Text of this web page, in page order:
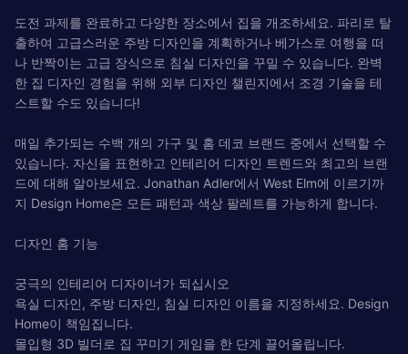
도전 과제를 완료하고 다양한 장소에서 집을 개조하세요. 파리로 탈
출하여 고급스러운 주방 디자인을 계획하거나 베가스로 여행을 떠
나 반짝이는 고급 장식으로 침실 디자인을 꾸밀 수 있습니다. 완벽
한 집 디자인 경험을 위해 외부 디자인 챌린지에서 조경 기술을 테
스트할 수도 있습니다!
매일 추가되는 수백 개의 가구 및 홈 데코 브랜드 중에서 선택할 수
있습니다. 자신을 표현하고 인테리어 디자인 트렌드와 최고의 브랜
드에 대해 알아보세요. Jonathan Adler에서 West Elm에 이르기까
지 Design Home은 모든 패턴과 색상 팔레트를 가능하게 합니다.
디자인 홈 기능
궁극의 인테리어 디자이너가 되십시오
욕실 디자인, 주방 디자인, 침실 디자인 이름을 지정하세요. Design
Home이 책임집니다.
몰입형 3D 빌더로 집 꾸미기 게임을 한 단계 끌어올립니다.